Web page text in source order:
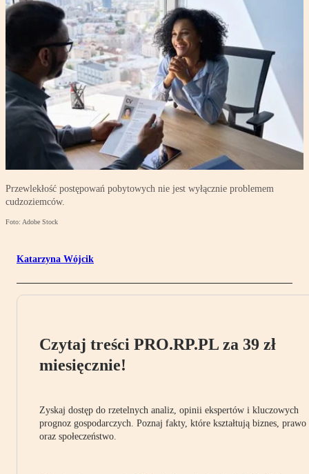
Przewlekłość postępowań pobytowych nie jest wyłącznie problemem
cudzoziemców.
Foto: Adobe Stock
Katarzyna Wójcik
Czytaj treści PRO.RP.PL za 39 zł
miesięcznie!
Zyskaj dostęp do rzetelnych analiz, opinii ekspertów i kluczowych
prognoz gospodarczych. Poznaj fakty, które kształtują biznes, prawo
oraz społeczeństwo.